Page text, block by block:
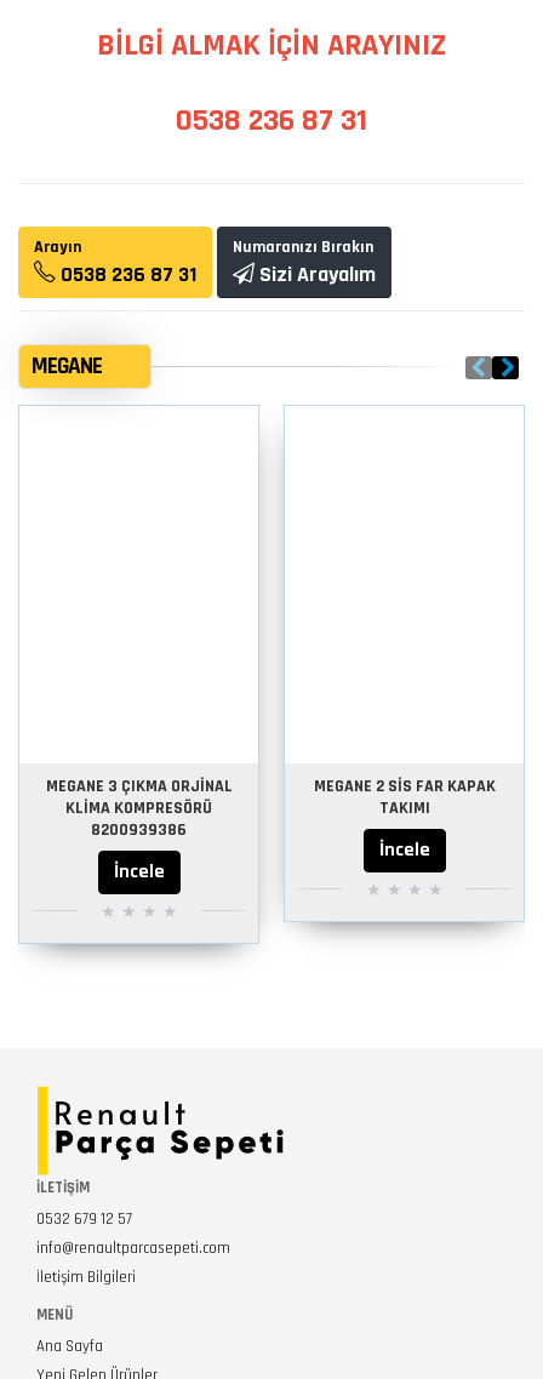
BİLGİ ALMAK İÇİN ARAYINIZ
0538 236 87 31
Arayın
0538 236 87 31
Numaranızı Bırakın
Sizi Arayalım
MEGANE
MEGANE 3 ÇIKMA ORJİNAL
KLİMA KOMPRESÖRÜ
8200939386
İncele
MEGANE 2 SİS FAR KAPAK
TAKIMI
İncele
İLETİŞİM
0532 679 12 57
info@renaultparcasepeti.com
İletişim Bilgileri
MENÜ
Ana Sayfa